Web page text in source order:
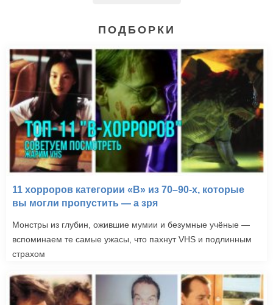
ПОДБОРКИ
11 хорроров категории «B» из 70–90-х, которые
вы могли пропустить — а зря
Монстры из глубин, ожившие мумии и безумные учёные —
вспоминаем те самые ужасы, что пахнут VHS и подлинным
страхом